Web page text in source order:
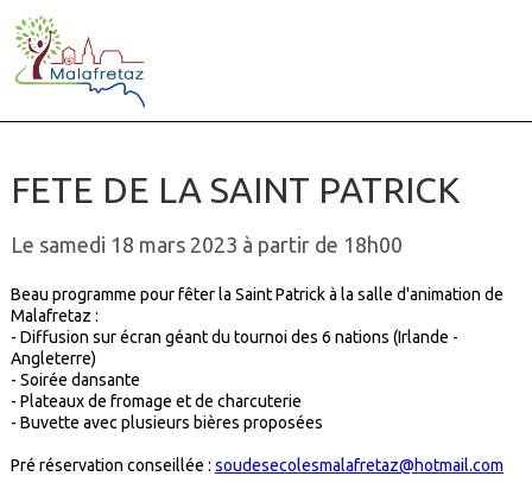
FETE DE LA SAINT PATRICK
Le samedi 18 mars 2023 à partir de 18h00
Beau programme pour fêter la Saint Patrick à la salle d'animation de
Malafretaz :
- Diffusion sur écran géant du tournoi des 6 nations (Irlande -
Angleterre)
- Soirée dansante
- Plateaux de fromage et de charcuterie
- Buvette avec plusieurs bières proposées
Pré réservation conseillée : soudesecolesmalafretaz@hotmail.com